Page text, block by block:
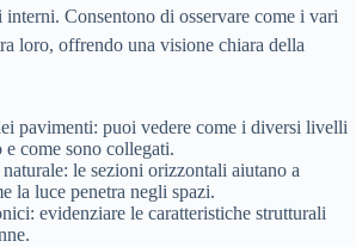
Consentono di osservare come i vari
loro, offrendo una visione chiara della
pavimenti: puoi vedere come i diversi livelli
come sono collegati.
le sezioni orizzontali aiutano a
la luce penetra negli spazi.
evidenziare le caratteristiche strutturali